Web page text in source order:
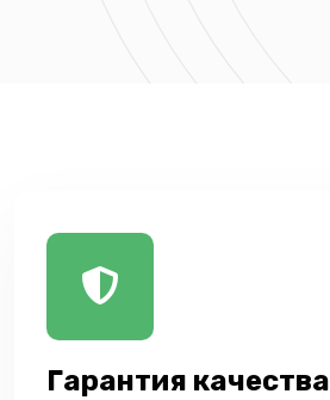
Гарантия качества